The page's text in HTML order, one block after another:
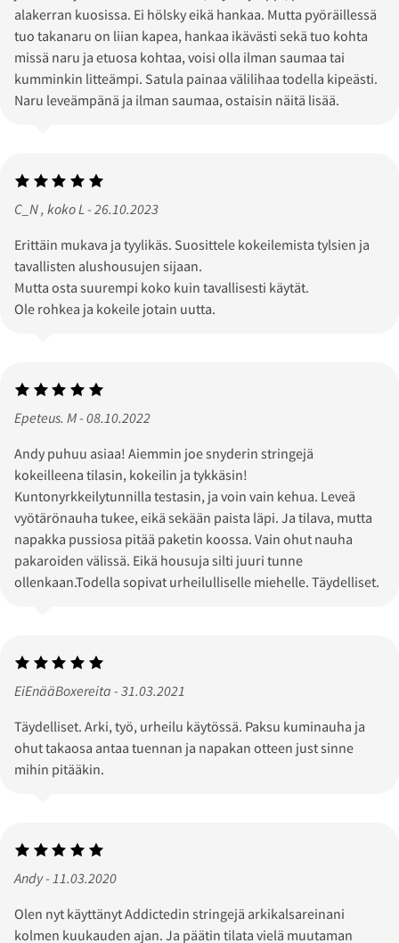
alakerran kuosissa. Ei hölsky eikä hankaa. Mutta pyöräillessä
tuo takanaru on liian kapea, hankaa ikävästi sekä tuo kohta
missä naru ja etuosa kohtaa, voisi olla ilman saumaa tai
kumminkin litteämpi. Satula painaa välilihaa todella kipeästi.
Naru leveämpänä ja ilman saumaa, ostaisin näitä lisää.
C_N , koko L - 26.10.2023
Erittäin mukava ja tyylikäs. Suosittele kokeilemista tylsien ja
tavallisten alushousujen sijaan.
Mutta osta suurempi koko kuin tavallisesti käytät.
Ole rohkea ja kokeile jotain uutta.
Epeteus. M - 08.10.2022
Andy puhuu asiaa! Aiemmin joe snyderin stringejä
kokeilleena tilasin, kokeilin ja tykkäsin!
Kuntonyrkkeilytunnilla testasin, ja voin vain kehua. Leveä
vyötärönauha tukee, eikä sekään paista läpi. Ja tilava, mutta
napakka pussiosa pitää paketin koossa. Vain ohut nauha
pakaroiden välissä. Eikä housuja silti juuri tunne
ollenkaan.Todella sopivat urheilulliselle miehelle. Täydelliset.
EiEnääBoxereita - 31.03.2021
Täydelliset. Arki, työ, urheilu käytössä. Paksu kuminauha ja
ohut takaosa antaa tuennan ja napakan otteen just sinne
mihin pitääkin.
Andy - 11.03.2020
Olen nyt käyttänyt Addictedin stringejä arkikalsareinani
kolmen kuukauden ajan. Ja päätin tilata vielä muutaman